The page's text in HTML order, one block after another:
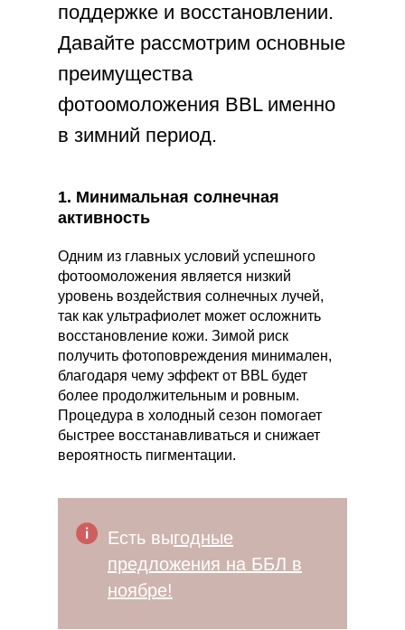
поддержке и восстановлении.
Давайте рассмотрим основные
преимущества
фотоомоложения BBL именно
в зимний период.
1. Минимальная солнечная
активность
Одним из главных условий успешного
фотоомоложения является низкий
уровень воздействия солнечных лучей,
так как ультрафиолет может осложнить
восстановление кожи. Зимой риск
получить фотоповреждения минимален,
благодаря чему эффект от BBL будет
более продолжительным и ровным.
Процедура в холодный сезон помогает
быстрее восстанавливаться и снижает
вероятность пигментации.
Есть выгодные
предложения на ББЛ в
ноябре!